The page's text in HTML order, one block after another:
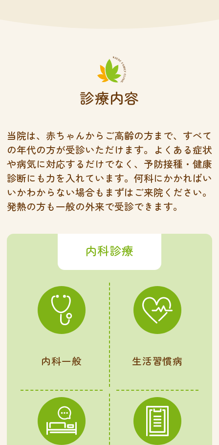
診療内容
当院は、赤ちゃんからご高齢の方まで、すべて
の年代の方が受診いただけます。よくある症状
や病気に対応するだけでなく、予防接種・健康
診断にも力を入れています。何科にかかればい
いかわからない場合もまずはご来院ください。
発熱の方も一般の外来で受診できます。
内科診療
内科一般 生活習慣病